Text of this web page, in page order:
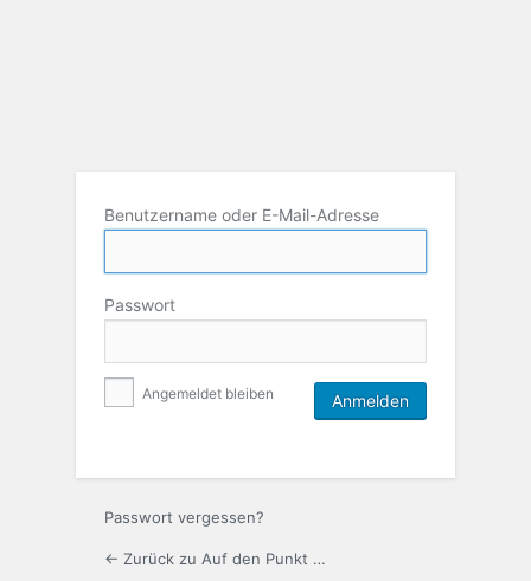
Benutzername oder E-Mail-Adresse
Passwort
Angemeldet bleiben
Passwort vergessen?
← Zurück zu Auf den Punkt …